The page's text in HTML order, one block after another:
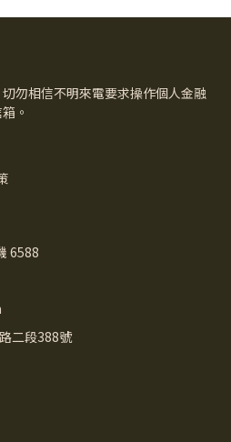
勿相信不明來電要求操作個人金融
。
6588
二段388號